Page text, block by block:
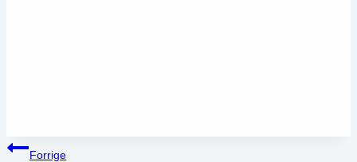
Indlægsnavigation
Forrige